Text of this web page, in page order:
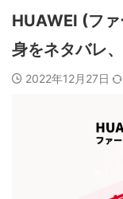
HUAWEI (フ
身をネタバレ
2022年12月27日